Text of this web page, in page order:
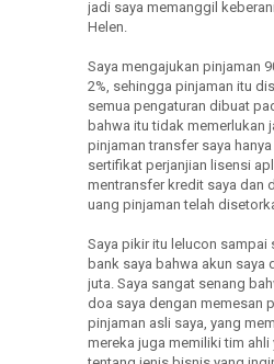
jadi saya memanggil
Helen.
Saya mengajukan pinjaman
2%, sehingga pinjaman itu
semua pengaturan dibuat
bahwa itu tidak memerlukan
pinjaman transfer saya
sertifikat perjanjian lisensi
mentransfer kredit saya dan
uang pinjaman telah
Saya pikir itu lelucon sampai
bank saya bahwa akun saya
juta. Saya sangat senang
doa saya dengan memesan
pinjaman asli saya, yang
mereka juga memiliki tim